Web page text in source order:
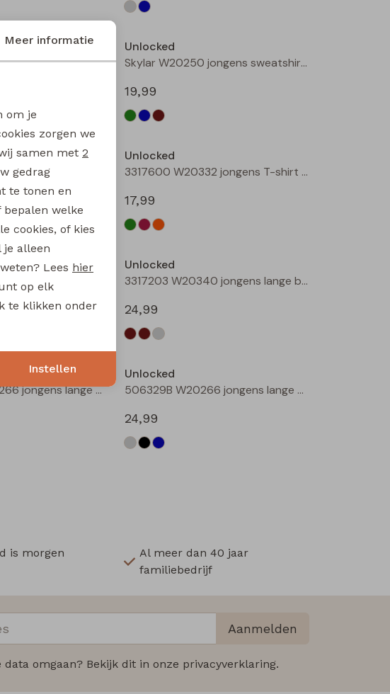
3317101 W20314 jongens buiten jack Bottle
Unlocked
Skylar W20250 jongens sweatshirt Groen licht
19,99
Unlocked
3317600 W20332 jongens T-shirt lm Wijnrood
17,99
Unlocked
3317203 W20340 jongens lange broek Camel
24,99
506329B W20266 jongens lange broek Denim black
Unlocked
506329B W20266 jongens lange broek Denim darkwashed
24,99
is morgen
Al meer dan 40 jaar
familiebedrijf
Aanmelden
data omgaan? Bekijk dit in onze privacyverklaring.
Meer informatie
om je
zorgen we
samen met 2
gedrag
te tonen en
welke
cookies, of kies
je alleen
Lees hier
op elk
te klikken onder
Instellen